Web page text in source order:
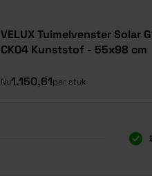
VELUX Tuimelvenster Solar
CK04 Kunststof - 55x98 cm
Nu1.150,61per stuk